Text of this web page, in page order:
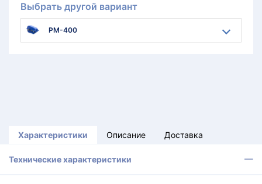
Выбрать другой вариант
РМ-400
Характеристики Описание Доставка
Технические характеристики